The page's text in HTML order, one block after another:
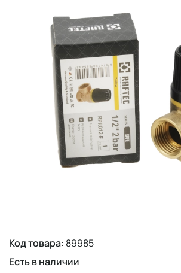
Код товара: 89985
Есть в наличии